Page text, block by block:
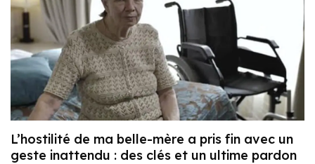
L’hostilité de ma belle-mère a pris fin avec un
geste inattendu : des clés et un ultime pardon